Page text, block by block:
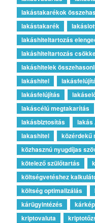
lakástakarékok
lakástakarék
lakáshiteltartozás
lakáshiteltartozás
lakáshitelek
lakáshitel
lakásfelújítás
lakáscélú megtakarítás
lakásbiztosítás
lakás
lakashitel
közérdekű
közhasznú nyugdíjas
kötelező szülőtartás
költségvetéshez
költség optimalizálás
kárügyintézés
kriptovaluta